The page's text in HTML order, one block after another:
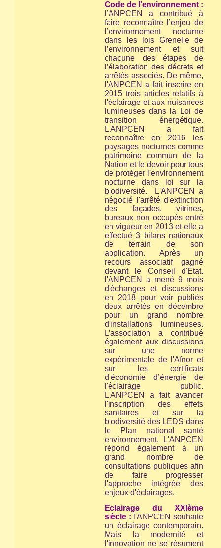
Code de l'environnement :
l’ANPCEN a contribué à
faire reconnaître l’enjeu de
l’environnement nocturne
dans les lois Grenelle de
l’environnement et suit
chacune des étapes de
l’élaboration des décrets et
arrêtés associés. De même,
l'ANPCEN a fait inscrire en
2015 trois articles relatifs à
l'éclairage et aux nuisances
lumineuses dans la Loi de
transition énergétique.
L'ANPCEN a fait
reconnaître en 2016 les
paysages nocturnes comme
patrimoine commun de la
Nation et le devoir pour tous
de protéger l'environnement
nocturne dans loi sur la
biodiversité.
L'ANPCEN a
négocié l'arrêté d'extinction
des façades, vitrines,
bureaux non occupés entré
en vigueur en 2013 et elle a
effectué 3 bilans nationaux
de terrain de son
application. Après un
recours associatif gagné
devant le Conseil d'Etat,
l'ANPCEN a mené 9 mois
d'échanges et discussions
en 2018 pour voir publiés
deux arrêtés en décembre
pour un grand nombre
d'installations lumineuses.
L’association a contribué
également aux discussions
sur une norme
expérimentale de l'Afnor et
sur les certificats
d’économie d’énergie de
l'éclairage public.
L'ANPCEN a fait avancer
l'inscription des effets
sanitaires et sur la
biodiversité des LEDS dans
le Plan national santé
environnement. L'ANPCEN
répond également à un
grand nombre de
consultations publiques afin
de faire progresser
l'approche intégrée des
enjeux d'éclairages.
Eclairage du XXIème
siècle : l'ANPCEN souhaite
un éclairage contemporain.
Mais la modernité et
l'innovation ne se résument